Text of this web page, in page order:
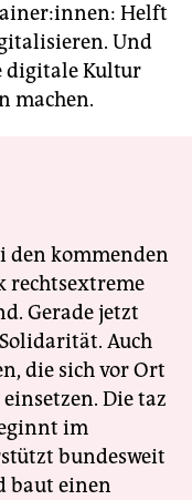
Helft
Und
digitale Kultur
machen.
den kommenden
rechtsextreme
Gerade jetzt
Auch
die sich vor Ort
Die taz
im
bundesweit
baut einen